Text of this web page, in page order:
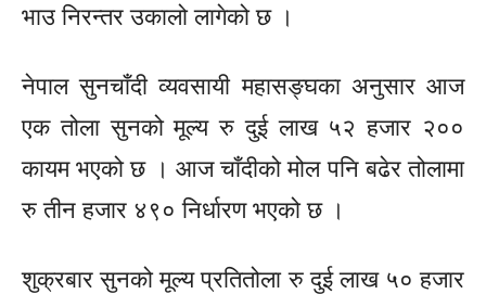
भाउ निरन्तर उकालो लागेको छ ।
नेपाल सुनचाँदी व्यवसायी महासङ्घका अनुसार आज
एक तोला सुनको मूल्य रु दुई लाख ५२ हजार २००
कायम भएको छ । आज चाँदीको मोल पनि बढेर तोलामा
रु तीन हजार ४९० निर्धारण भएको छ ।
शुक्रबार सुनको मूल्य प्रतितोला रु दुई लाख ५० हजार